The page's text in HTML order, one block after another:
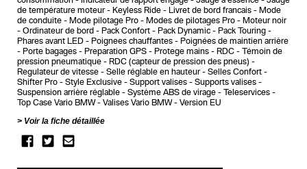
de température moteur
Keyless Ride Livret de bord francais
Mode
de conduite
Mode pilotage Pro Modes de pilotages Pro
Moteur noir
Ordinateur de bord
Pack Confort Pack Dynamic
Pack Touring
Phares avant LED
Poignees chauffantes
Poignées de maintien arrière
Porte bagages
Preparation GPS Protege mains
RDC - Témoin de
pression pneumatique
RDC (capteur de pression des pneus)
Regulateur de vitesse
Selle réglable en hauteur
Selles Confort
Shifter Pro
Style Exclusive Support valises
Supports valises
Suspension arrière réglable
Système ABS de virage
Teleservices
Top Case Vario BMW
Valises Vario BMW
Version EU
Voir la fiche détaillée